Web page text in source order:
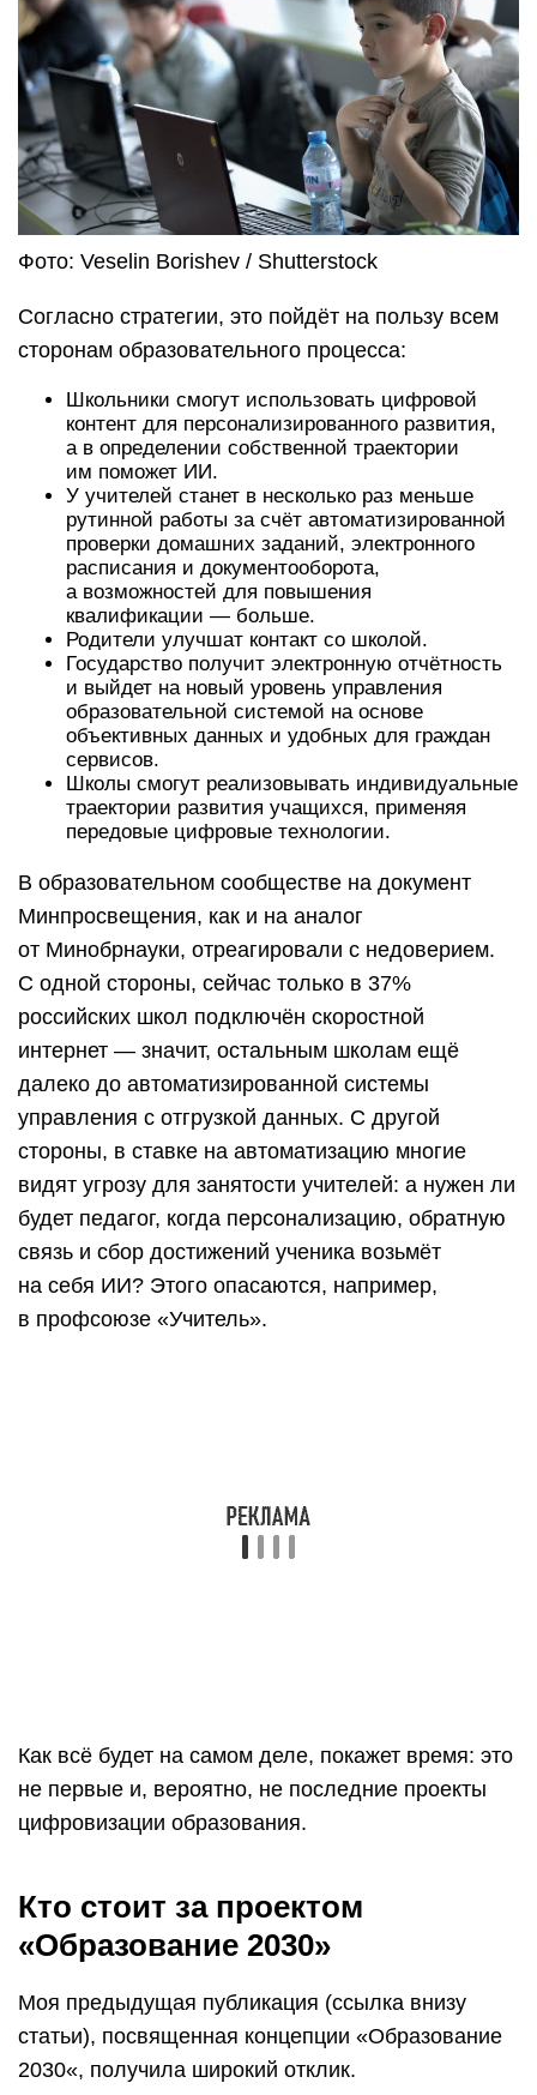
Фото: Veselin Borishev / Shutterstock
Согласно стратегии, это пойдёт на пользу всем
сторонам образовательного процесса:
Школьники смогут использовать цифровой
контент для персонализированного развития,
а в определении собственной траектории
им поможет ИИ.
У учителей станет в несколько раз меньше
рутинной работы за счёт автоматизированной
проверки домашних заданий, электронного
расписания и документооборота,
а возможностей для повышения
квалификации — больше.
Родители улучшат контакт со школой.
Государство получит электронную отчётность
и выйдет на новый уровень управления
образовательной системой на основе
объективных данных и удобных для граждан
сервисов.
Школы смогут реализовывать индивидуальные
траектории развития учащихся, применяя
передовые цифровые технологии.
В образовательном сообществе на документ
Минпросвещения, как и на аналог
от Минобрнауки, отреагировали с недоверием.
С одной стороны, сейчас только в 37%
российских школ подключён скоростной
интернет — значит, остальным школам ещё
далеко до автоматизированной системы
управления с отгрузкой данных. С другой
стороны, в ставке на автоматизацию многие
видят угрозу для занятости учителей: а нужен ли
будет педагог, когда персонализацию, обратную
связь и сбор достижений ученика возьмёт
на себя ИИ? Этого опасаются, например,
в профсоюзе «Учитель».
Как всё будет на самом деле, покажет время: это
не первые и, вероятно, не последние проекты
цифровизации образования.
Кто стоит за проектом
«Образование 2030»
Моя предыдущая публикация (ссылка внизу
статьи), посвященная концепции «Образование
2030«, получила широкий отклик.